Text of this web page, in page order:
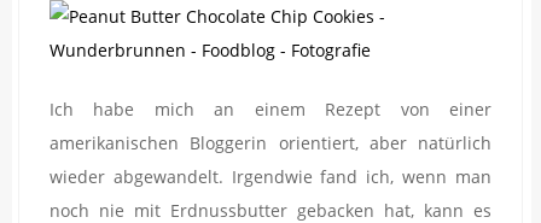
Ich habe mich an einem Rezept von einer
amerikanischen Bloggerin orientiert, aber natürlich
wieder abgewandelt. Irgendwie fand ich, wenn man
noch nie mit Erdnussbutter gebacken hat, kann es